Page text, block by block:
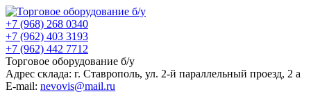
+7 (968) 268 0340
+7 (962) 403 3193
+7 (962) 442 7712
Торговое оборудование б/у
Адрес склада: г. Ставрополь, ул. 2-й параллельный проезд, 2 a
E-mail: nevovis@mail.ru